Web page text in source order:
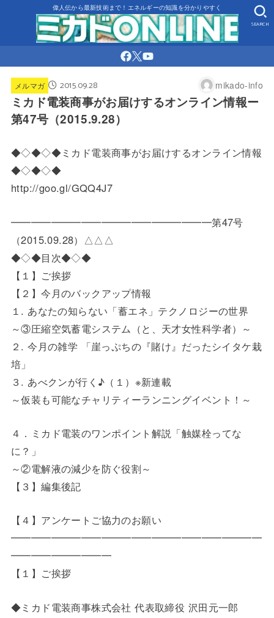
偉人伝から最新技術まで！エネルギーの知識を分かりやすく
SEARCH
メルマガ 2015.09.28 mikado-info
ミカド電装商事がお届けするオンライン情報ー
第47号（2015.9.28）
◆◇◆◇◆ミカド電装商事がお届けするオンライン情報
◆◇◆◇◆
http://goo.gl/GQQ4J7
━━━━━━━━━━━━━━━━━━━━第47号
（2015.09.28）△△△
◆◇◆目次◆◇◆
【１】ご挨拶
【２】今月のバックアップ情報
１. あなたの知らない「蓄エネ」テクノロジーの世界
～③圧縮空気蓄電システム（と、天才女性科学者）～
２. 今月の雑学 「崖っぷちの『賭け』だったシイタケ栽
培」
３. あべクンが行く♪（１）※新連載
～仮装も可能なチャリティーランニングイベント！～
４．ミカド電装のワンポイント解説「触媒栓ってな
に？」
～②電解液の減少を防ぐ役割～
【３】編集後記
【４】アンケートご協力のお願い
━━━━━━━━━━━━━━━━━━━━━━━━━
━━━━━━━━━━
【１】ご挨拶
◆ミカド電装商事株式会社 代表取締役 沢田元一郎